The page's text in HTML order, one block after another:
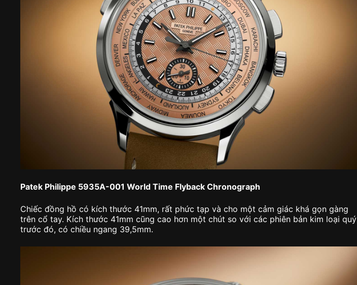
Patek Philippe 5935A-001 World Time Flyback Chronograph
Chiếc đồng hồ có kích thước 41mm, rất phức tạp và cho một cảm giác khá gọn gàng
trên cổ tay. Kích thước 41mm cũng cao hơn một chút so với các phiên bản kim loại quý
trước đó, có chiều ngang 39,5mm.